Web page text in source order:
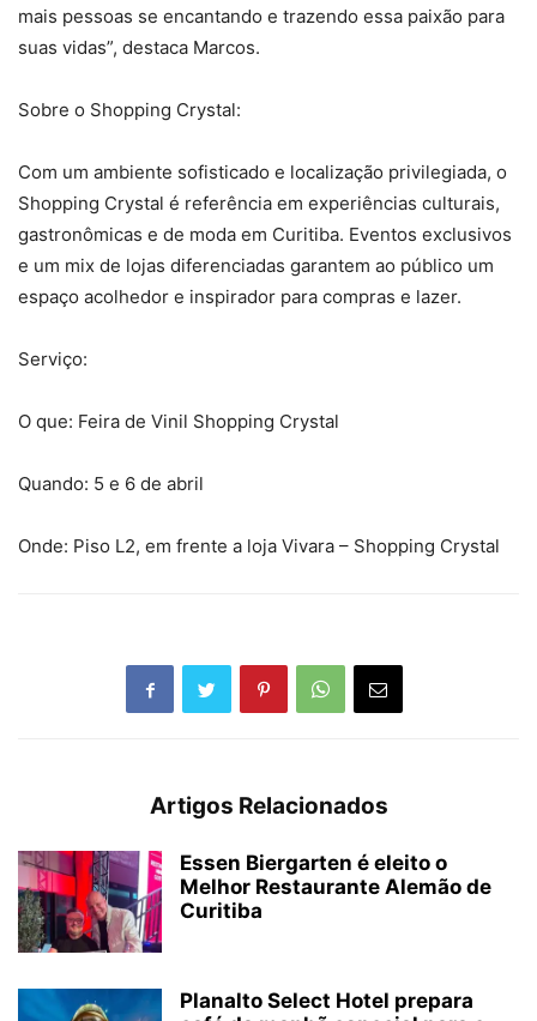
mais pessoas se encantando e trazendo essa paixão para
suas vidas”, destaca Marcos.
Sobre o Shopping Crystal:
Com um ambiente sofisticado e localização privilegiada, o
Shopping Crystal é referência em experiências culturais,
gastronômicas e de moda em Curitiba. Eventos exclusivos
e um mix de lojas diferenciadas garantem ao público um
espaço acolhedor e inspirador para compras e lazer.
Serviço:
O que: Feira de Vinil Shopping Crystal
Quando: 5 e 6 de abril
Onde: Piso L2, em frente a loja Vivara – Shopping Crystal
Artigos Relacionados
Essen Biergarten é eleito o
Melhor Restaurante Alemão de
Curitiba
Planalto Select Hotel prepara